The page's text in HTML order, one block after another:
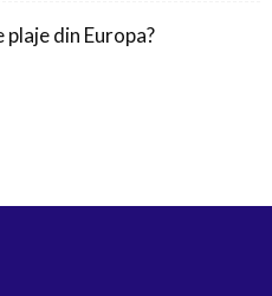
din Europa?